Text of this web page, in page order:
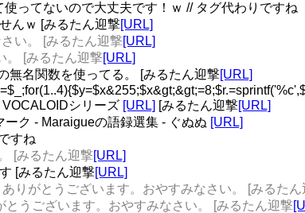
ってないので大丈夫です！ｗ // タグ代わりですね
んｗ [みるたん迎撃[URL]
い。 [みるたん迎撃[URL]
。 [みるたん迎撃[URL]
無名関数を使ってる。 [みるたん迎撃[URL]
シリーズ [URL] [みるたん迎撃[URL]
ク - Maraigueの語録選集 - ぐぬぬ [URL]
すね
[みるたん迎撃[URL]
[みるたん迎撃[URL]
りがとうございます。おやすみなさい。 [みるたん
とうございます。おやすみなさい。 [みるたん迎撃